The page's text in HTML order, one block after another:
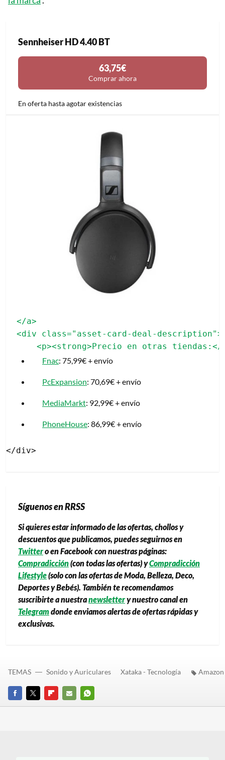
Sennheiser HD 4.40 BT
63,75€
Comprar ahora
En oferta hasta agotar existencias
</a>
<div class="asset-card-deal-
Fnac: 75,99€ + envío
PcExpansion: 70,69€ + envío
MediaMarkt: 92,99€ + envío
PhoneHouse: 86,99€ + envío
Síguenos en RRSS
Si quieres estar informado de las ofertas, chollos y
descuentos que publicamos, puedes seguirnos en
Twittero en Facebook con nuestras páginas:
Compradicción(con todas las ofertas) yCompradicción
Lifestyle(solo con las ofertas de Moda, Belleza, Deco,
Deportes y Bebés). También te recomendamos
suscribirte a nuestranewslettery nuestro canal en
Telegramdonde enviamos alertas de ofertas rápidas y
exclusivas.
FACEBOOK
TWITTERFLIPBOARD
E-
WHATSAPP
TEMAS Sonido y Auriculares Xataka - Tecnología Amazon